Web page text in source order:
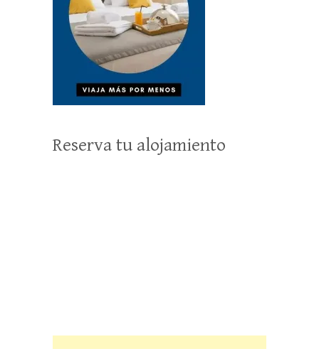
Reserva tu alojamiento